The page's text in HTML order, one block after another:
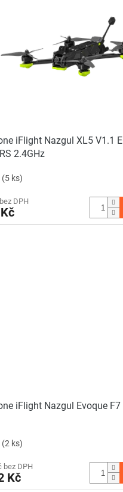
iFlight Nazgul XL5 V1.1
2.4GHz
(5 ks)
DPH
iFlight Nazgul Evoque F7
(2 ks)
bez DPH
Kč